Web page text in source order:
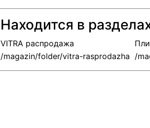
Находится в
VITRA распродажа